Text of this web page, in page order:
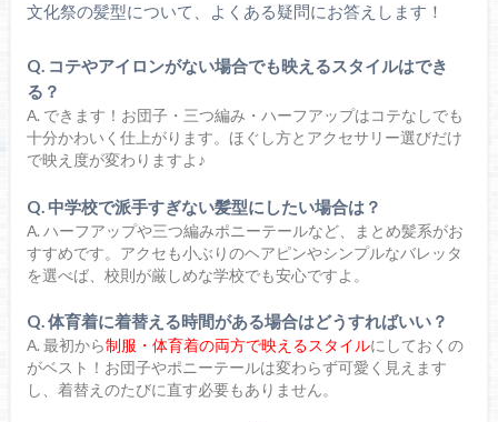
文化祭の髪型について、よくある疑問にお答えします！
Q. コテやアイロンがない場合でも映えるスタイルはでき
る？
A. できます！お団子・三つ編み・ハーフアップはコテなしでも
十分かわいく仕上がります。ほぐし方とアクセサリー選びだけ
で映え度が変わりますよ♪
Q. 中学校で派手すぎない髪型にしたい場合は？
A. ハーフアップや三つ編みポニーテールなど、まとめ髪系がお
すすめです。アクセも小ぶりのヘアピンやシンプルなバレッタ
を選べば、校則が厳しめな学校でも安心ですよ。
Q. 体育着に着替える時間がある場合はどうすればいい？
A. 最初から制服・体育着の両方で映えるスタイルにしておくの
がベスト！お団子やポニーテールは変わらず可愛く見えます
し、着替えのたびに直す必要もありません。